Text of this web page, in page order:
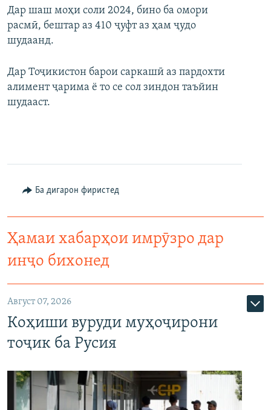
Дар шаш моҳи соли 2024, бино ба омори
расмӣ, бештар аз 410 ҷуфт аз ҳам ҷудо
шудаанд.
Дар Тоҷикистон барои саркашӣ аз пардохти
алимент ҷарима ё то се сол зиндон таъйин
шудааст.
Ба дигарон фиристед
Ҳамаи хабарҳои имрӯзро дар
инҷо бихонед
Август 07, 2026
Коҳиши вуруди муҳоҷирони
тоҷик ба Русия